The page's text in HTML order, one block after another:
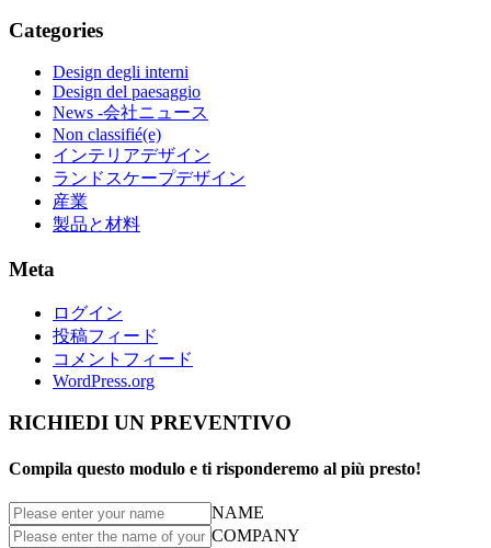
Categories
Design degli interni
Design del paesaggio
News -会社ニュース
Non classifié(e)
インテリアデザイン
ランドスケープデザイン
産業
製品と材料
Meta
ログイン
投稿フィード
コメントフィード
WordPress.org
RICHIEDI UN PREVENTIVO
Compila questo modulo e ti risponderemo al più presto!
NAME
COMPANY